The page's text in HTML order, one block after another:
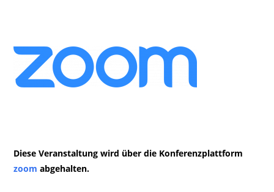
Diese Veranstaltung wird über die Konferenzplattform
zoom abgehalten.